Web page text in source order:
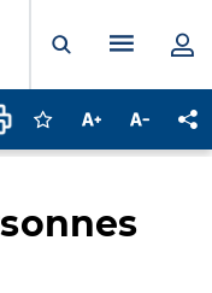
Ouvrir laMenu
Connectez-vous
Augmenter la